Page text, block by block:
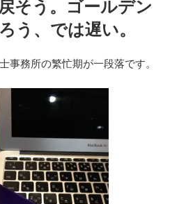
そう。ゴールデン
う、では遅い。
事務所の繁忙期が一段落です。